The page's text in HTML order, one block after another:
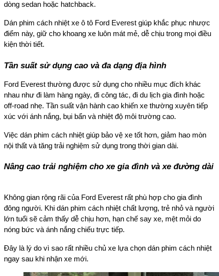
dòng sedan hoặc hatchback.
Dán phim cách nhiệt xe ô tô Ford Everest giúp khắc phục nhược
điểm này, giữ cho khoang xe luôn mát mẻ, dễ chịu trong mọi điều
kiện thời tiết.
Tần suất sử dụng cao và đa dạng địa hình
Ford Everest thường được sử dụng cho nhiều mục đích khác
nhau như đi làm hàng ngày, đi công tác, đi du lịch gia đình hoặc
off-road nhẹ. Tần suất vận hành cao khiến xe thường xuyên tiếp
xúc với ánh nắng, bụi bẩn và nhiệt độ môi trường cao.
Việc dán phim cách nhiệt giúp bảo vệ xe tốt hơn, giảm hao mòn
nội thất và tăng trải nghiệm sử dụng trong thời gian dài.
Nâng cao trải nghiệm cho xe gia đình và xe đường dài
Không gian rộng rãi của Ford Everest rất phù hợp cho gia đình
đông người. Khi dán phim cách nhiệt chất lượng, trẻ nhỏ và người
lớn tuổi sẽ cảm thấy dễ chịu hơn, hạn chế say xe, mệt mỏi do
nóng bức và ánh nắng chiếu trực tiếp.
Đây là lý do vì sao rất nhiều chủ xe lựa chọn dán phim cách nhiệt
ngay sau khi nhận xe mới.